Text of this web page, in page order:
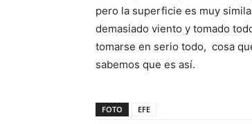
pero la superficie es muy
demasiado viento y tomado
tomarse en serio todo, cosa
sabemos que es así.
FOTO EFE